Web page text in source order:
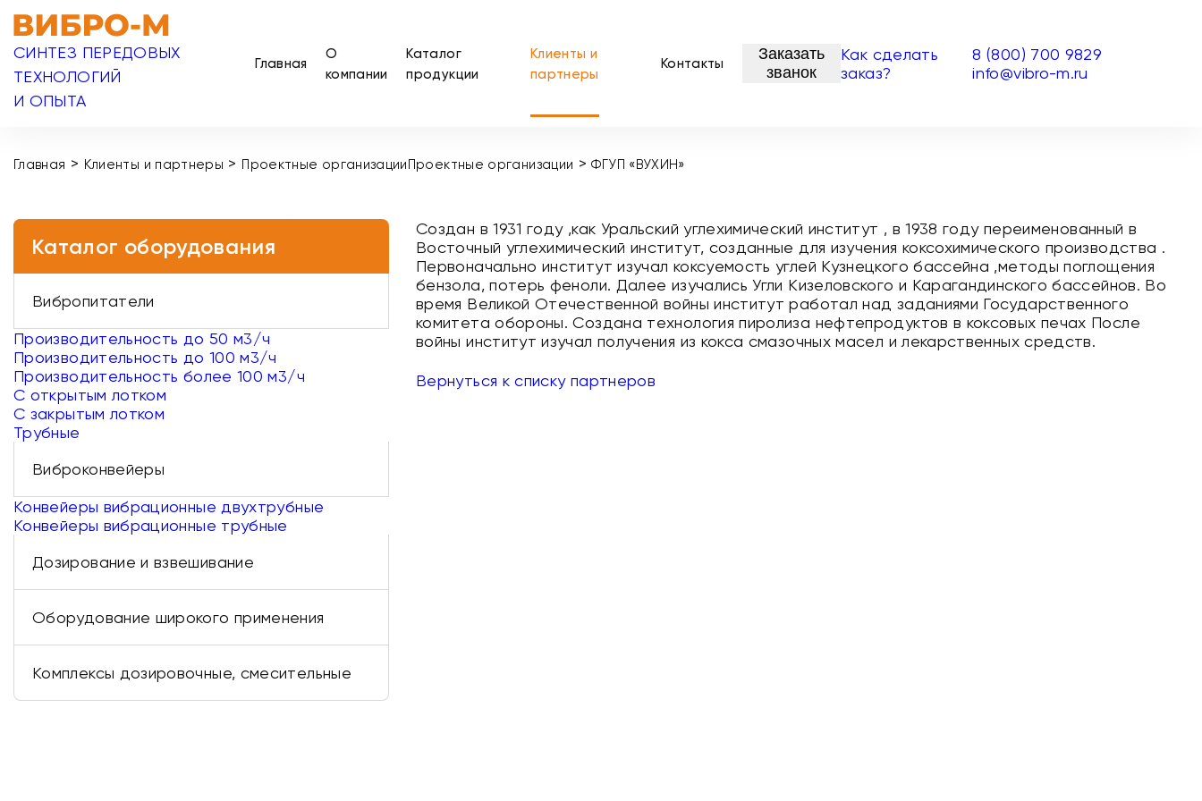
СИНТЕЗ ПЕРЕДОВЫХ
ТЕХНОЛОГИЙ
И ОПЫТА
Главная
О
компании
Каталог
продукции
Клиенты и
партнеры
Контакты
Заказать
званок
Как сделать
заказ?
8 (800) 700 9829
info@vibro-m.ru
Главная > Клиенты и партнеры > Проектные организацииПроектные организации >ФГУП «ВУХИН»
Каталог оборудования
Вибропитатели
Производительность до 50 м3/ч
Производительность до 100 м3/ч
Производительность более 100 м3/ч
С открытым лотком
С закрытым лотком
Трубные
Виброконвейеры
Конвейеры вибрационные двухтрубные
Конвейеры вибрационные трубные
Дозирование и взвешивание
Оборудование широкого применения
Комплексы дозировочные, смесительные
Создан в 1931 году ,как Уральский углехимический институт , в 1938 году переименованный в
Восточный углехимический институт, созданные для изучения коксохимического производства .
Первоначально институт изучал коксуемость углей Кузнецкого бассейна ,методы поглощения
бензола, потерь феноли. Далее изучались Угли Кизеловского и Карагандинского бассейнов. Во
время Великой Отечественной войны институт работал над заданиями Государственного
комитета обороны. Создана технология пиролиза нефтепродуктов в коксовых печах После
войны институт изучал получения из кокса смазочных масел и лекарственных средств.
Вернуться к списку партнеров